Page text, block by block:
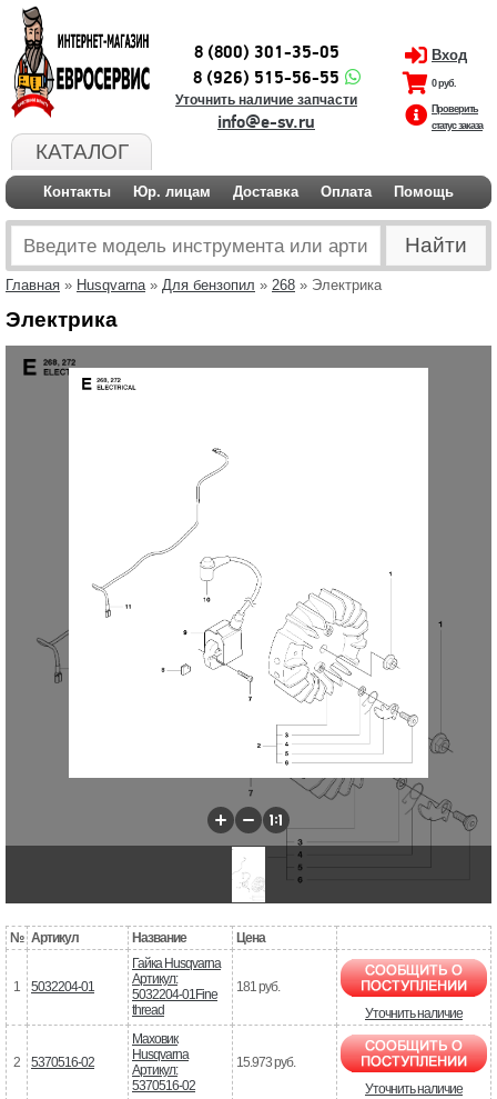
КАТАЛОГ
8 (800) 301-35-05
8 (926) 515-56-55
Уточнить наличие запчасти
info@e-sv.ru
Вход
0 руб.
Проверить
статус заказа
Контакты Юр. лицам Доставка Оплата Помощь
Главная » Husqvarna» Для бензопил » 268 » Электрика
Электрика
№ Артикул Название Цена
1 5032204-01
Гайка Husqvarna
Артикул:
5032204-01Fine
thread
181 руб.
Уточнить наличие
2 5370516-02
Маховик
Husqvarna
Артикул:
5370516-02
15.973 руб.
Уточнить наличие